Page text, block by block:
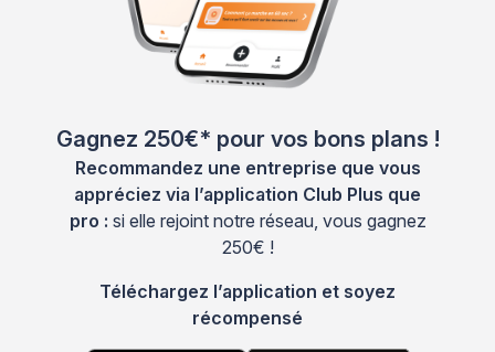
Gagnez 250€* pour vos bons plans !
Recommandez une entreprise que vous
appréciez via l’application Club Plus que
pro : si elle rejoint notre réseau, vous gagnez
250€ !
Téléchargez l’application et soyez
récompensé